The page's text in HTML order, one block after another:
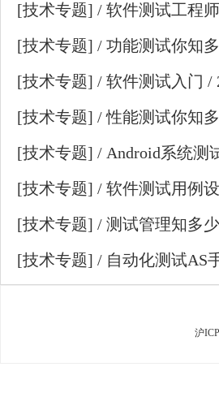
[技术专题] / 软件测试工程
[技术专题] / 功能测试你知
[技术专题] / 软件测试入门 /
[技术专题] /性能测试你知
[技术专题] / Android系统测
[技术专题] / 软件测试用例
[技术专题] / 测试管理知多少
[技术专题] / 自动化测试AS
沪